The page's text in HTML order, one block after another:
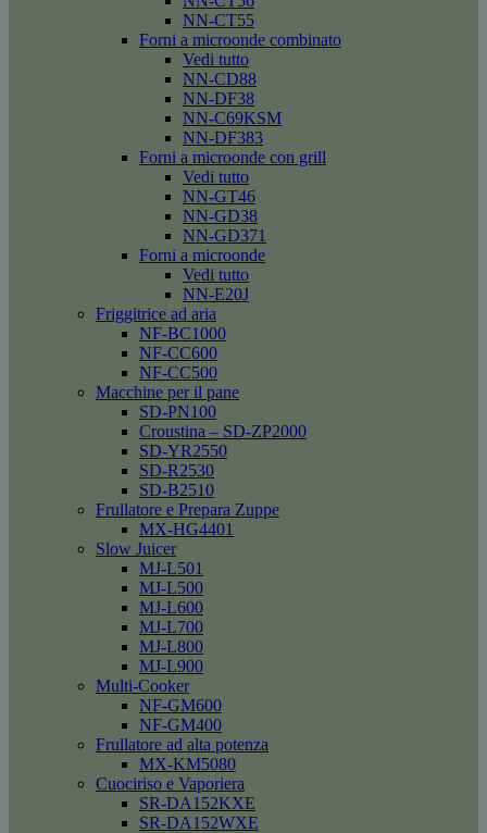
NN-CT55
Forni a microonde combinato
Vedi tutto
NN-CD88
NN-DF38
NN-C69KSM
NN-DF383
Forni a microonde con grill
Vedi tutto
NN-GT46
NN-GD38
NN-GD371
Forni a microonde
Vedi tutto
NN-E20J
Friggitrice ad aria
NF-BC1000
NF-CC600
NF-CC500
Macchine per il pane
SD-PN100
Croustina – SD-ZP2000
SD-YR2550
SD-R2530
SD-B2510
Frullatore e Prepara Zuppe
MX-HG4401
Slow Juicer
MJ-L501
MJ-L500
MJ-L600
MJ-L700
MJ-L800
MJ-L900
Multi-Cooker
NF-GM600
NF-GM400
Frullatore ad alta potenza
MX-KM5080
Cuociriso e Vaporiera
SR-DA152KXE
SR-DA152WXE